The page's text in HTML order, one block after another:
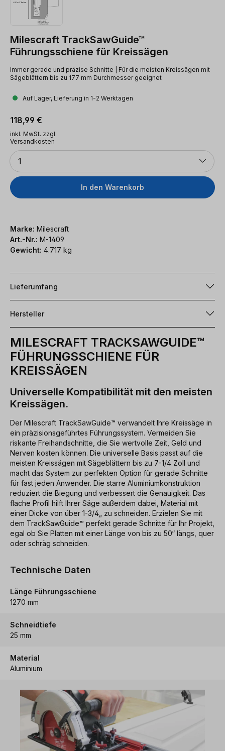
Milescraft TrackSawGuide™
Führungsschiene für Kreissägen
Immer gerade und präzise Schnitte | Für die meisten Kreissägen mit
Sägeblättern bis zu 177 mm Durchmesser geeignet
Auf Lager, Lieferung in 1-2 Werktagen
Regulärer Preis:
118,99 €
inkl. MwSt. zzgl.
Versandkosten
Anzahl
1
In den Warenkorb
Marke: Milescraft
Art.-Nr.: M-1409
Gewicht: 4.717 kg
Lieferumfang
Hersteller
MILESCRAFT TRACKSAWGUIDE™
FÜHRUNGSSCHIENE FÜR
KREISSÄGEN
Universelle Kompatibilität mit den meisten
Kreissägen.
Der Milescraft TrackSawGuide™ verwandelt Ihre Kreissäge in
ein präzisionsgeführtes Führungssystem. Vermeiden Sie
riskante Freihandschnitte, die Sie wertvolle Zeit, Geld und
Nerven kosten können. Die universelle Basis passt auf die
meisten Kreissägen mit Sägeblättern bis zu 7-1/4 Zoll und
macht das System zur perfekten Option für gerade Schnitte
für fast jeden Anwender. Die starre Aluminiumkonstruktion
reduziert die Biegung und verbessert die Genauigkeit. Das
flache Profil hilft Ihrer Säge außerdem dabei, Material mit
einer Dicke von über 1-3/4„ zu schneiden. Erzielen Sie mit
dem TrackSawGuide™ perfekt gerade Schnitte für Ihr Projekt,
egal ob Sie Platten mit einer Länge von bis zu 50“ längs, quer
oder schräg schneiden.
Technische Daten
Länge Führungsschiene
1270 mm
Schneidtiefe
25 mm
Material
Aluminium